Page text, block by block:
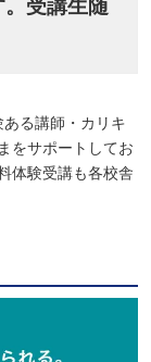
受講生随
る講師・カリキ
をサポートしてお
体験受講も各校舎